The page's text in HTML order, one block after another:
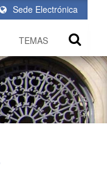
Sede Electrónica
TEMAS